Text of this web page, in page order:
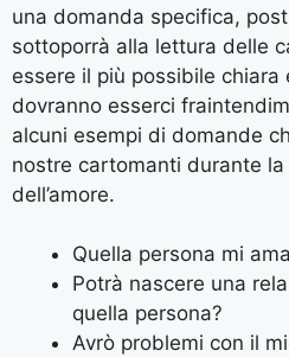
una domanda specifica,
sottoporrà alla lettura delle
essere il più possibile chiara
dovranno esserci
alcuni esempi di domande
nostre cartomanti durante
dell’amore.
Quella persona mi
Potrà nascere una
quella persona?
Avrò problemi con il